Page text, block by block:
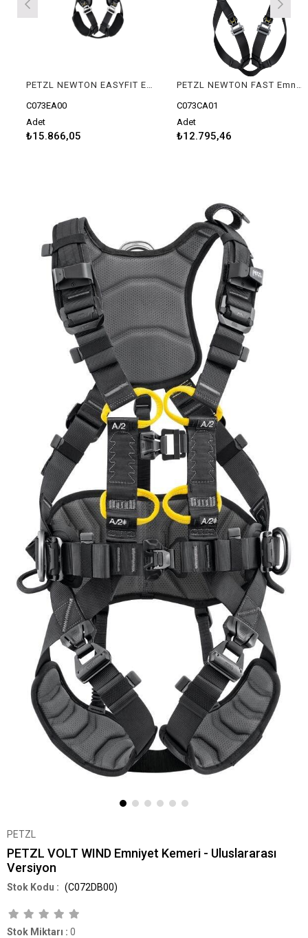
PETZL NEWTON EASYFIT Emniyet Kemeri - Avrupa Versiyonu
C073EA00
Adet
₺15.866,05
PETZL NEWTON FAST Emniyet Kemeri - Avrupa Versiyonu
C073CA01
Adet
₺12.795,46
PETZL
PETZL VOLT WIND Emniyet Kemeri - Uluslararası
Versiyon
(C072DB00)
Stok Miktarı : 0